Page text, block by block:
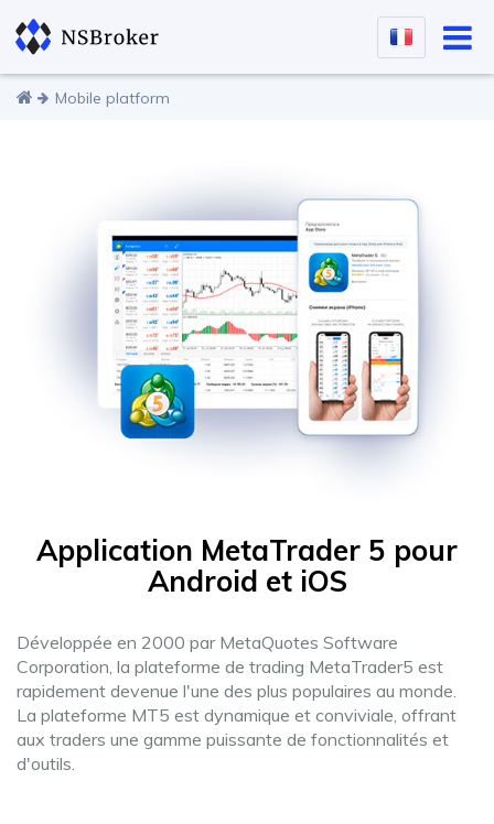
Mobile platform
Application MetaTrader 5 pour
Android et iOS
Développée en 2000 par MetaQuotes Software
Corporation, la plateforme de trading MetaTrader5 est
rapidement devenue l'une des plus populaires au monde.
La plateforme MT5 est dynamique et conviviale, offrant
aux traders une gamme puissante de fonctionnalités et
d'outils.